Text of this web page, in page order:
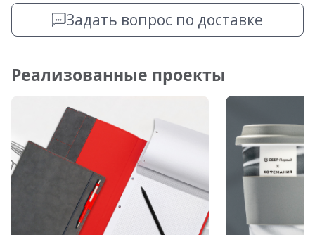
Задать вопрос по доставке
Реализованные проекты